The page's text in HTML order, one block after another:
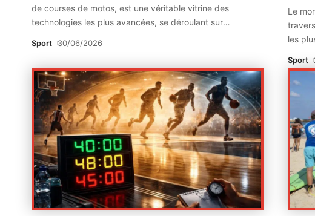
de courses de motos, est une véritable vitrine des
technologies les plus avancées, se déroulant sur…
Sport 30/06/2026
Le
les
Sport